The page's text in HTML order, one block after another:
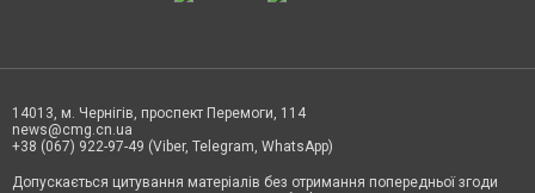
14013, м. Чернігів, проспект Перемоги, 114
news@cmg.cn.ua
+38 (067) 922-97-49 (Viber, Telegram, WhatsApp)
Допускається цитування матеріалів без отримання попередньої згоди